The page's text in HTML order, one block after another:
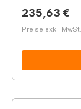
Regulärer
235,63 €
Preise exkl.